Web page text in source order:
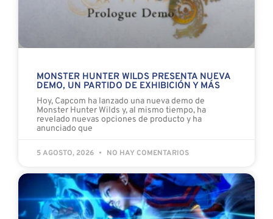
MONSTER HUNTER WILDS PRESENTA NUEVA
DEMO, UN PARTIDO DE EXHIBICIÓN Y MÁS
Hoy, Capcom ha lanzado una nueva demo de
Monster Hunter Wilds y, al mismo tiempo, ha
revelado nuevas opciones de producto y ha
anunciado que
5 AGOSTO, 2026 NO HAY COMENTARIOS